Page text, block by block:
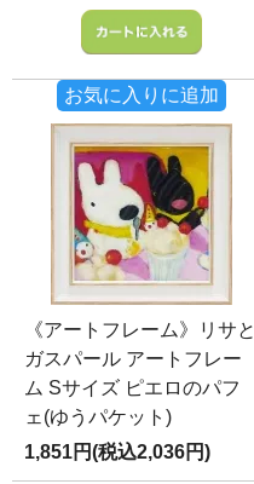
お気に入りに追加
《アートフレーム》リサと
ガスパール アートフレー
ム Sサイズ ピエロのパフ
ェ(ゆうパケット)
1,851円(税込2,036円)